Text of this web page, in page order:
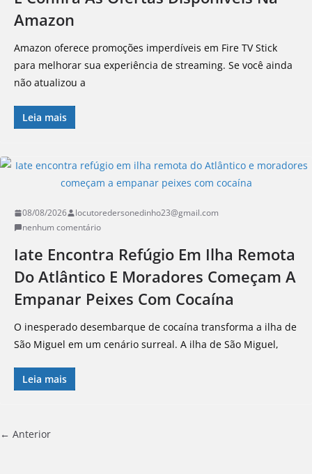
Amazon
Amazon oferece promoções imperdíveis em Fire TV Stick
para melhorar sua experiência de streaming. Se você ainda
não atualizou a
Leia mais
08/08/2026
locutoredersonedinho23@gmail.com
nenhum comentário
Iate Encontra Refúgio Em Ilha Remota
Do Atlântico E Moradores Começam A
Empanar Peixes Com Cocaína
O inesperado desembarque de cocaína transforma a ilha de
São Miguel em um cenário surreal. A ilha de São Miguel,
Leia mais
← Anterior